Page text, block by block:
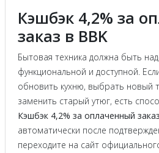
Кэшбэк 4,2% за
заказ в BBK
Бытовая техника должна быть
функциональной и доступной.
обновить кухню, выбрать новый
заменить старый утюг, есть
Кэшбэк 4,2% за оплаченный
автоматически после
переходите на сайт